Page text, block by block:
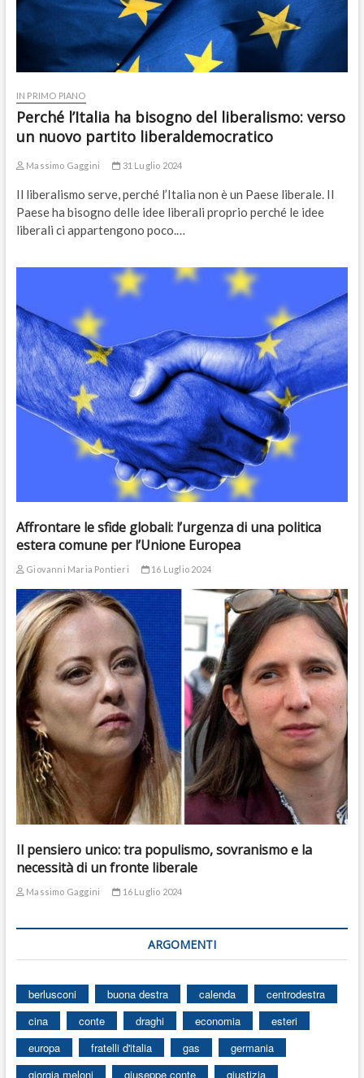
IN PRIMO PIANO
Perché l’Italia ha bisogno del liberalismo: verso
un nuovo partito liberaldemocratico
Massimo Gaggini 31 Luglio 2024
Il liberalismo serve, perché l’Italia non è un Paese liberale. Il
Paese ha bisogno delle idee liberali proprio perché le idee
liberali ci appartengono poco.…
Affrontare le sfide globali: l’urgenza di una politica
estera comune per l’Unione Europea
Giovanni Maria Pontieri 16 Luglio 2024
Il pensiero unico: tra populismo, sovranismo e la
necessità di un fronte liberale
Massimo Gaggini 16 Luglio 2024
ARGOMENTI
berlusconi buona destra calenda
centrodestra
cina
conte draghi economia
esteri
europa
fratelli d'italia gas
germania
giorgia meloni
giuseppe conte
giustizia